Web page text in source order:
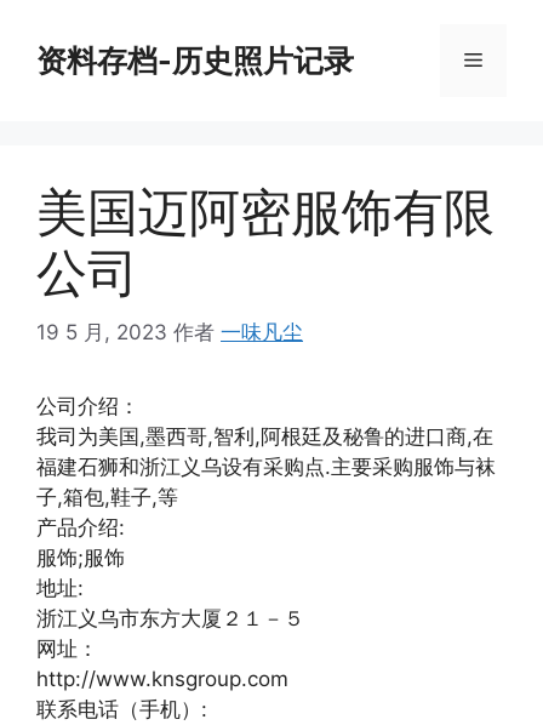
资料存档-历史照片记录 菜
美国迈阿密服饰有限
公司
19 5 月, 2023 作者 一味凡尘
公司介绍：
我司为美国,墨西哥,智利,阿根廷及秘鲁的进口商,在
福建石狮和浙江义乌设有采购点.主要采购服饰与袜
子,箱包,鞋子,等
产品介绍:
服饰;服饰
地址:
浙江义乌市东方大厦２１－５
网址：
http://www.knsgroup.com
联系电话（手机）: